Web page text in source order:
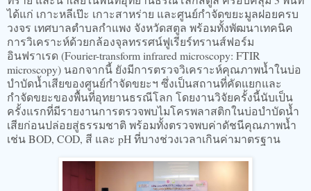
ได้แก่ เกาะหลีเป๊ะ เกาะสาหร่าย และศูนย์กำจัดขยะมูลฝอยครบ
วงจร เทศบาลตำบลกำแพง จังหวัดสตูล พร้อมทั้งพัฒนาเทคนิค
การวิเคราะห์ด้วยกล้องจุลทรรศน์ฟูเรียร์ทรานส์ฟอร์ม
อินฟราเรด (Fourier-transform infrared microscopy: FTIR
microscopy) นอกจากนี้ ยังมีการตรวจวิเคราะห์คุณภาพน้ำในบ่อ
บำบัดน้ำเสียของศูนย์กำจัดขยะฯ ซึ่งเป็นสถานที่คัดแยกและ
กำจัดขยะของพื้นที่อุทยานธรณีโลก โดยงานวิจัยครั้งนี้นับเป็น
ครั้งแรกที่มีรายงานการตรวจพบไมโครพลาสติกในบ่อบำบัดน้ำ
เสียก่อนปล่อยสู่ธรรมชาติ พร้อมทั้งตรวจพบค่าดัชนีคุณภาพน้ำ
เช่น BOD, COD, สี และ pH ที่บางช่วงเวลาเกินค่ามาตรฐาน